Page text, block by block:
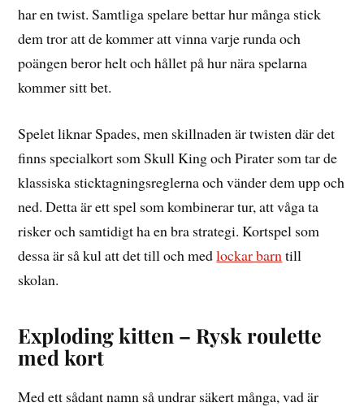
har en twist. Samtliga spelare bettar hur många stick
dem tror att de kommer att vinna varje runda och
poängen beror helt och hållet på hur nära spelarna
kommer sitt bet.
Spelet liknar Spades, men skillnaden är twisten där det
finns specialkort som Skull King och Pirater som tar de
klassiska sticktagningsreglerna och vänder dem upp och
ned. Detta är ett spel som kombinerar tur, att våga ta
risker och samtidigt ha en bra strategi. Kortspel som
dessa är så kul att det till och medlockar barn till
skolan.
Exploding kitten – Rysk roulette
med kort
Med ett sådant namn så undrar säkert många, vad är